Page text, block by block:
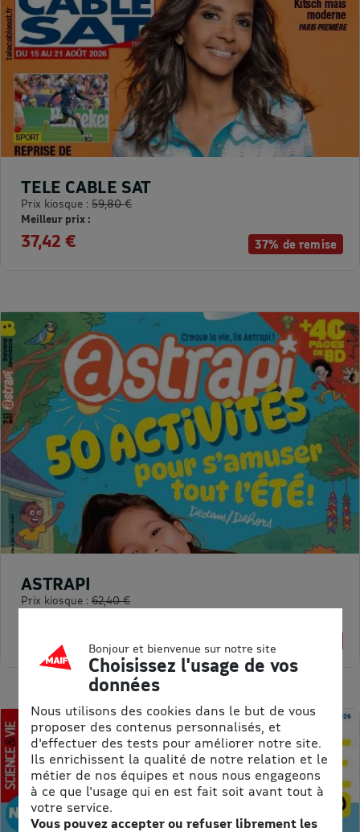
37% de remise
TELE CABLE SAT
Prix kiosque : 59,80 €
Meilleur prix :
37,42 €
ASTRAPI
Prix kiosque : 62,40 €
Bonjour et bienvenue sur notre site
Choisissez l'usage de vos
données
Nous utilisons des cookies dans le but de vous
proposer des contenus personnalisés, et
d'effectuer des tests pour améliorer notre site.
Ils enrichissent la qualité de notre relation et le
métier de nos équipes et nous nous engageons
à ce que l'usage qui en est fait soit avant tout à
votre service.
Vous pouvez accepter ou refuser librement les